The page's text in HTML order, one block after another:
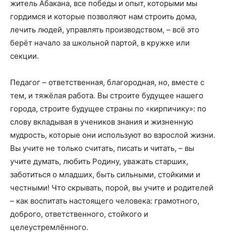
житель Абакана, все победы и опыт, которыми мы
гордимся и которые позволяют нам строить дома,
лечить людей, управлять производством, – всё это
берёт начало за школьной партой, в кружке или
секции.
Педагог – ответственная, благородная, но, вместе с
тем, и тяжёлая работа. Вы строите будущее нашего
города, строите будущее страны по «кирпичику»: по
слову вкладывая в учеников знания и жизненную
мудрость, которые они используют во взрослой жизни.
Вы учите не только считать, писать и читать, – вы
учите думать, любить Родину, уважать старших,
заботиться о младших, быть сильными, стойкими и
честными! Что скрывать, порой, вы учите и родителей
– как воспитать настоящего человека: грамотного,
доброго, ответственного, стойкого и
целеустремлённого.